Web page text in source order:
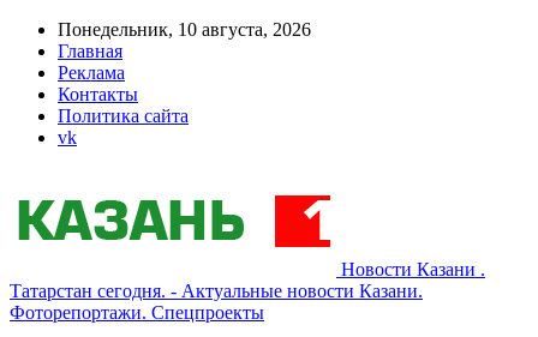
Понедельник, 10 августа, 2026
Главная
Реклама
Контакты
Политика сайта
vk
Новости Казани .
Татарстан сегодня. - Актуальные новости Казани.
Фоторепортажи. Спецпроекты